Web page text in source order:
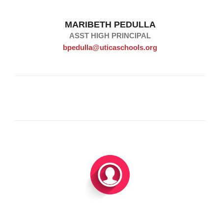
MARIBETH PEDULLA
ASST HIGH PRINCIPAL
bpedulla@uticaschools.org